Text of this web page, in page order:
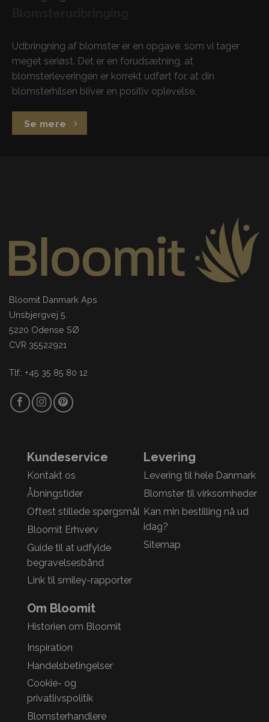
Udbringning af blomster er en opgave, som vi tager
meget seriøst. Det er en forudsætning, at
blomsterleveringen er korrekt udført for, at din
blomsterhilsen bliver en positiv oplevelse.
Se mere
Bloomit Danmark Aps
Unsbjergvej 5.
5220 Odense SØ
CVR 35522921
Tlf.: +45 35 85 80 12
Kundeservice
Kontakt os
Åbningstider
Oftest stillede spørgsmål
Bloomit Erhverv
Guide til at udfylde
begravelsesbånd
Link til smiley-rapporter
Levering
Levering til hele Danmark
Blomster til virksomheder
Kan min bestilling nå ud
idag?
Sitemap
Om Bloomit
Historien om Bloomit
Inspiration
Handelsbetingelser
Cookie- og
privatlivspolitik
Blomsterhandlere